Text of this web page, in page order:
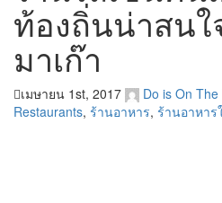
ท้องถิ่นน่าสนใ
มาเก๊า
เมษายน 1st, 2017 Do is On The
Restaurants, ร้านอาหาร, ร้านอาหาร